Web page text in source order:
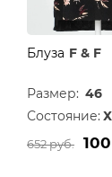
Блуза F & F
Размер: 46
Состояние:
652 руб.